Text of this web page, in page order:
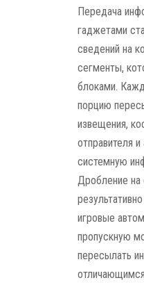
Передача
гаджетами
сведений на
сегменты,
блоками.
порцию
извещения,
отправителя
системную
Дробление
игровые
пропускную
пересылать